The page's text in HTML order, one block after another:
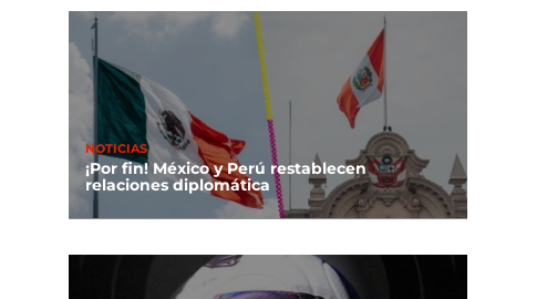
NOTICIAS
¡Por fin! México y Perú restablecen
relaciones diplomática